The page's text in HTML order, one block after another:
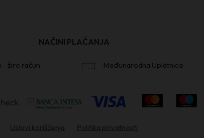
NAČINI PLAĆANJA
- žiro račun Međunarodna Uplatnica
Uslovi korišćenja Politika privatnosti